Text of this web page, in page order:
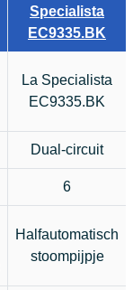
Specialista
EC9335.BK
La Specialista
EC9335.BK
Dual-circuit
6
Halfautomatisch
stoompijpje